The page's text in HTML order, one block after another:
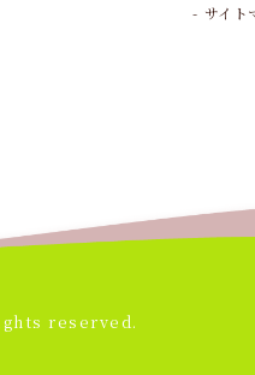
サイト
reserved.